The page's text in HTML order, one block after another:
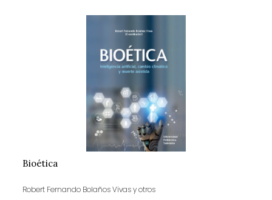
Bioética
Robert Fernando Bolaños Vivas y otros